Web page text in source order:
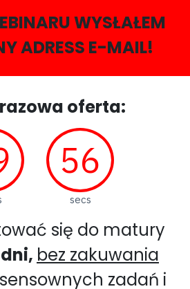
WYSŁAŁEM
ADRESS E-MAIL!
oferta:
56
secs
się do matury
bez zakuwania
zadań i